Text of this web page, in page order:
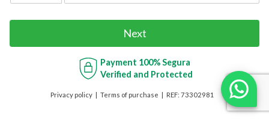
Next
Payment 100% Segura
Verified and Protected
Privacy policy Terms of purchase REF: 73302981